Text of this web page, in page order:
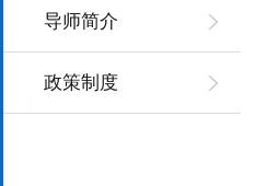
导师简介
政策制度